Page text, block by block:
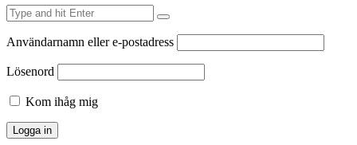
Användarnamn eller e-postadress
Lösenord
Kom ihåg mig